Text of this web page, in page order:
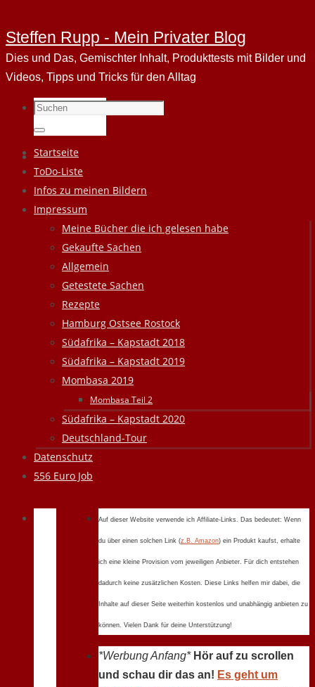
Steffen Rupp - Mein Privater Blog
Dies und Das, Gemischter Inhalt, Produkttests mit Bilder und
Videos, Tipps und Tricks für den Alltag
Suchen
nach:
Suchen
Zum
Inhalt
springen
Startseite
ToDo-Liste
Infos zu meinen Bildern
Impressum
Meine Bücher die ich gelesen habe
Gekaufte Sachen
Allgemein
Getestete Sachen
Rezepte
Hamburg Ostsee Rostock
Südafrika – Kapstadt 2018
Südafrika – Kapstadt 2019
Mombasa 2019
Mombasa Teil 2
Südafrika – Kapstadt 2020
Deutschland-Tour
Datenschutz
556 Euro Job
Auf dieser Website verwende ich Affiliate-Links. Das bedeutet: Wenn
du über einen solchen Link (z.B. Amazon) ein Produkt kaufst, erhalte
ich eine kleine Provision vom jeweiligen Anbieter. Für dich entstehen
dadurch keine zusätzlichen Kosten. Diese Links helfen mir dabei, die
Inhalte auf dieser Seite weiterhin kostenlos und unabhängig anbieten zu
können. Vielen Dank für deine Unterstützung!
*Werbung Anfang* Hör auf zu scrollen
und schau dir das an! Es geht um